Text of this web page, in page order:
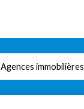
Agences immobilières